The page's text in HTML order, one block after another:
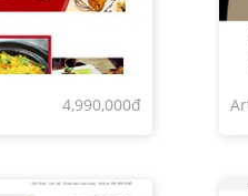
4,990,000đ